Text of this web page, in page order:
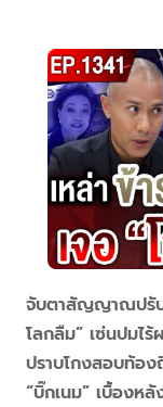
จับตาสัญญาณปรับ
โลกลืม” เซ่นปมไ
ปราบโกงสอบท้อ
“บิ๊กเนม” เบื้องห